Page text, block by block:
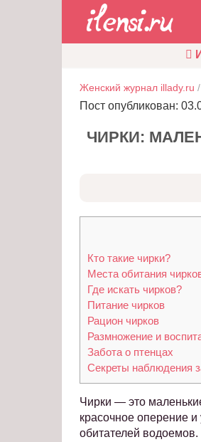
Женский журнал illady.ru /
Пост опубликован:
ЧИРКИ:
Кто такие чирки?
Места обитания
Где искать чирков?
Питание чирков
Рацион чирков
Размножение и
Забота о птенцах
Секреты наблюдения
Чирки — это
красочное оперение
обитателей